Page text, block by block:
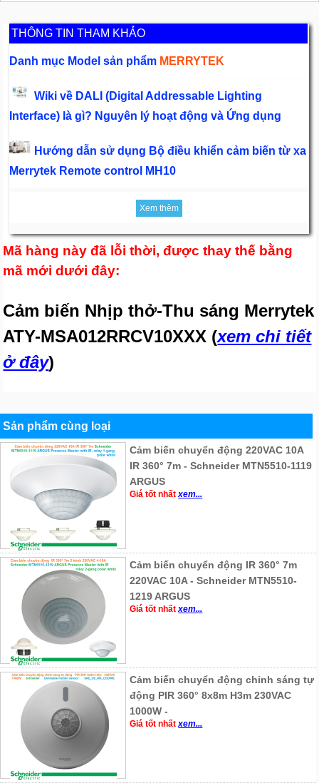
THÔNG TIN THAM KHẢO
Danh mục Model sản phẩm MERRYTEK
Wiki về DALI (Digital Addressable Lighting
Interface) là gì? Nguyên lý hoạt động và Ứng dụng
Hướng dẫn sử dụng Bộ điều khiển cảm biến từ xa
Merrytek Remote control MH10
Xem thêm
Mã hàng này đã lỗi thời, được thay thế bằng
mã mới dưới đây:
Cảm biến Nhịp thở-Thu sáng Merrytek
ATY-MSA012RRCV10XXX (xem chi tiết
ở đây)
Sản phẩm cùng loại
Cảm biến chuyển động 220VAC 10A
IR 360° 7m - Schneider MTN5510-1119
ARGUS
Giá tốt nhấtxem...
Cảm biến chuyển động IR 360° 7m
220VAC 10A - Schneider MTN5510-
1219 ARGUS
Giá tốt nhấtxem...
Cảm biến chuyển động chỉnh sáng tự
động PIR 360° 8x8m H3m 230VAC
1000W -
Giá tốt nhấtxem...